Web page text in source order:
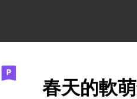
春天的軟